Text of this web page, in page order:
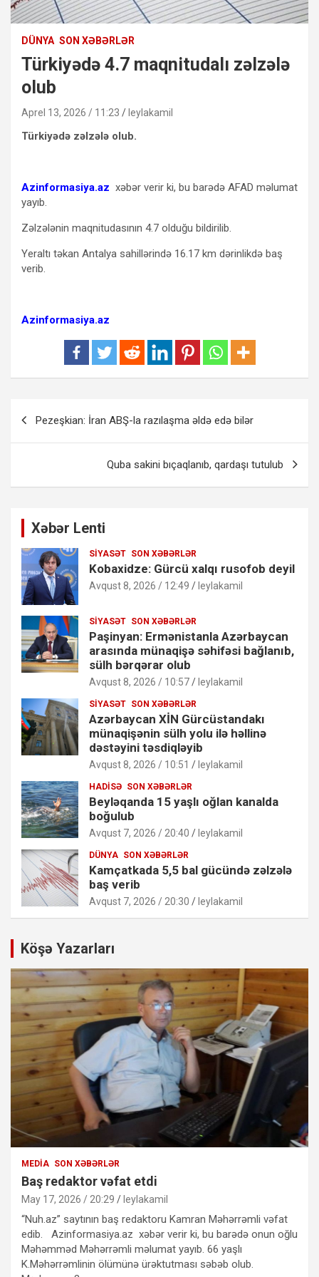
DÜNYA SON XƏBƏRLƏR
Türkiyədə 4.7 maqnitudalı zəlzələ
olub
Aprel 13, 2026 / 11:23 leylakamil
Türkiyədə zəlzələ olub.
Azinformasiya.az xəbər verir ki, bu barədə AFAD məlumat
yayıb.
Zəlzələnin maqnitudasının 4.7 olduğu bildirilib.
Yeraltı təkan Antalya sahillərində 16.17 km dərinlikdə baş
verib.
Azinformasiya.az
naviqasiyası
Pezeşkian: İran ABŞ-la razılaşma əldə edə bilər
Quba sakini bıçaqlanıb, qardaşı tutulub
Xəbər Lenti
SIYASƏT SON XƏBƏRLƏR
Kobaxidze: Gürcü xalqı rusofob deyil
Avqust 8, 2026 / 12:49 leylakamil
SIYASƏT SON XƏBƏRLƏR
Paşinyan: Ermənistanla Azərbaycan
arasında münaqişə səhifəsi bağlanıb,
sülh bərqərar olub
Avqust 8, 2026 / 10:57 leylakamil
SIYASƏT SON XƏBƏRLƏR
Azərbaycan XİN Gürcüstandakı
münaqişənin sülh yolu ilə həllinə
dəstəyini təsdiqləyib
Avqust 8, 2026 / 10:51 leylakamil
HADISƏ SON XƏBƏRLƏR
Beyləqanda 15 yaşlı oğlan kanalda
boğulub
Avqust 7, 2026 / 20:40 leylakamil
DÜNYA SON XƏBƏRLƏR
Kamçatkada 5,5 bal gücündə zəlzələ
baş verib
Avqust 7, 2026 / 20:30 leylakamil
Köşə Yazarları
MEDIA SON XƏBƏRLƏR
Baş redaktor vəfat etdi
May 17, 2026 / 20:29 leylakamil
“Nuh.az” saytının baş redaktoru Kamran Məhərrəmli vəfat
edib. Azinformasiya.az xəbər verir ki, bu barədə onun oğlu
Məhəmməd Məhərrəmli məlumat yayıb. 66 yaşlı
K.Məhərrəmlinin ölümünə ürəktutması səbəb olub.